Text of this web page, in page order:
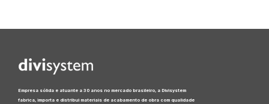
Empresa sólida e atuante a 30 anos no mercado brasileiro, a Divisystem
fabrica, importa e distribui materiais de acabamento de obra com qualidade